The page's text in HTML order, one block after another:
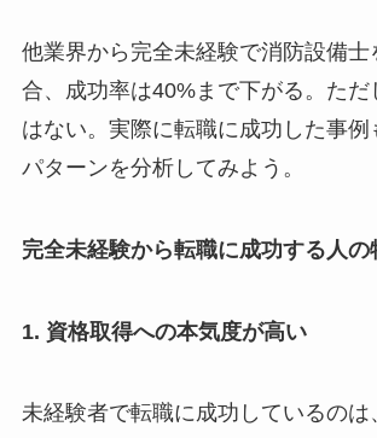
他業界から完全未経験で消防設備士
合、成功率は40%まで下がる。ただ
はない。実際に転職に成功した事例
パターンを分析してみよう。
完全未経験から転職に成功する人の
1. 資格取得への本気度が高い
未経験者で転職に成功しているのは